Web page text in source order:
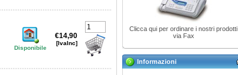
Disponibile
€14,90
[IvaInc]
Clicca qui per ordinare i nostri prodotti
via Fax
Informazioni